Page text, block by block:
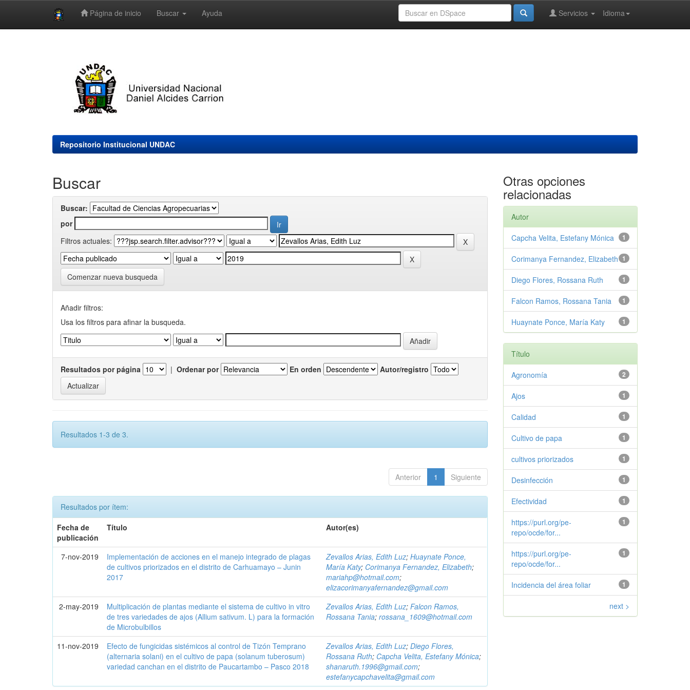
Página de inicio Buscar Ayuda Idioma
Servicios
Repositorio Institucional UNDAC
Buscar
Buscar:
por
Filtros actuales:
Comenzar nueva busqueda
Añadir filtros:
Usa los filtros para afinar la busqueda.
Resultados por página | Ordenar por En orden Autor/registro
Resultados 1-3 de 3.
Anterior 1 Siguiente
Resultados por ítem:
Fecha de
publicación
Título Autor(es)
7-nov-2019
Implementación de acciones en el manejo integrado de plagas
de cultivos priorizados en el distrito de Carhuamayo – Junin
2017
Zevallos Arias, Edith Luz;Huaynate Ponce,
María Katy; Corimanya Fernandez, Elizabeth;
mariahp@hotmail.com;
elizacorimanyafernandez@gmail.com
2-may-2019
Multiplicación de plantas mediante el sistema de cultivo in vitro
de tres variedades de ajos (Allium sativum. L) para la formación
de Microbulbillos
Zevallos Arias, Edith Luz;Falcon Ramos,
Rossana Tania;rossana_1609@hotmail.com
11-nov-2019
Efecto de fungicidas sistémicos al control de Tizón Temprano
(alternaria solani) en el cultivo de papa (solanum tuberosum)
variedad canchan en el distrito de Paucartambo – Pasco 2018
Zevallos Arias, Edith Luz;Diego Flores,
Rossana Ruth; Capcha Velita, Estefany Mónica;
shanaruth.1996@gmail.com;
estefanycapchavelita@gmail.com
Otras opciones
relacionadas
Autor
1
Capcha Velita, Estefany Mónica
1
Corimanya Fernandez, Elizabeth
1
Diego Flores, Rossana Ruth
1
Falcon Ramos, Rossana Tania
1
Huaynate Ponce, María Katy
Título
2
Agronomía
1
Ajos
1
Calidad
1
Cultivo de papa
1
cultivos priorizados
1
Desinfección
1
Efectividad
1
https://purl.org/pe-
repo/ocde/for...
1
https://purl.org/pe-
repo/ocde/for...
1
Incidencia del área foliar
next >